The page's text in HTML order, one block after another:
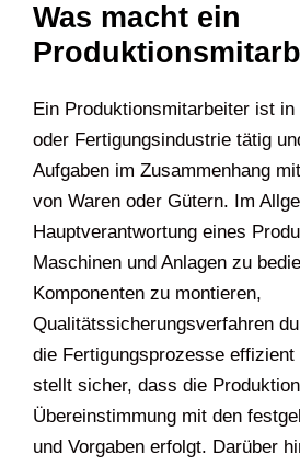
Was macht ein
Ein Produktionsmitarbeiter ist
oder Fertigungsindustrie tätig
Aufgaben im Zusammenhang
von Waren oder Gütern. Im
Hauptverantwortung eines
Maschinen und Anlagen zu
Komponenten zu montieren,
Qualitätssicherungsverfahren
die Fertigungsprozesse
stellt sicher, dass die
Übereinstimmung mit den
und Vorgaben erfolgt. Darüber